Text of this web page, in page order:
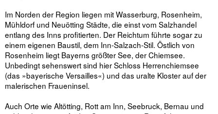
Im Norden der Region liegen mit Wasserburg, Rosenheim,
Mühldorf und Neuötting Städte, die einst vom Salzhandel
entlang des Inns profitierten. Der Reichtum führte sogar zu
einem eigenen Baustil, dem Inn-Salzach-Stil. Östlich von
Rosenheim liegt Bayerns größter See, der Chiemsee.
Unbedingt sehenswert sind hier Schloss Herrenchiemsee
(das »bayerische Versailles«) und das uralte Kloster auf der
malerischen Fraueninsel.
Auch Orte wie Altötting, Rott am Inn, Seebruck, Bernau und